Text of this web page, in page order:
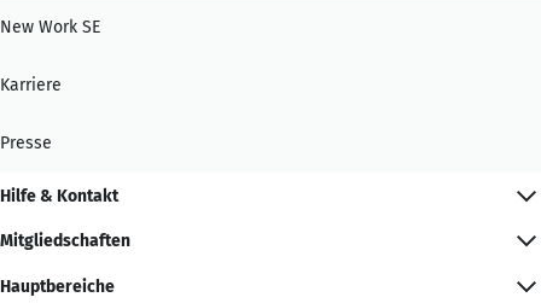
New Work SE
Karriere
Presse
Hilfe & Kontakt
Mitgliedschaften
Hauptbereiche